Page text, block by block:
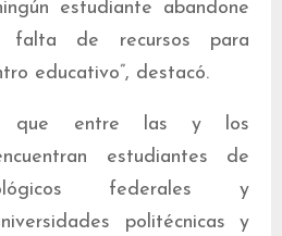
estudiante abandone
falta de recursos para
educativo”, destacó.
que entre las y los
estudiantes de
federales y
politécnicas y